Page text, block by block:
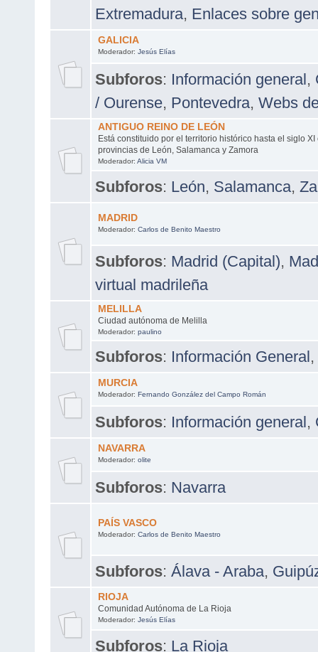
Extremadura, Enlaces sobre
GALICIA
Moderador: Jesús Elías
Subforos: Información general,
/ Ourense, Pontevedra, Webs
ANTIGUO REINO DE LEÓN
Está constituido por el territorio histórico hasta el siglo
provincias de León, Salamanca y Zamora
Moderador: Alicia VM
Subforos: León, Salamanca,
MADRID
Moderador: Carlos de Benito Maestro
Subforos: Madrid (Capital),
virtual madrileña
MELILLA
Ciudad autónoma de Melilla
Moderador: paulino
Subforos: Información General,
MURCIA
Moderador: Fernando González del Campo Román
Subforos: Información general,
NAVARRA
Moderador: olite
Subforos: Navarra
PAÍS VASCO
Moderador: Carlos de Benito Maestro
Subforos: Álava - Araba,
RIOJA
Comunidad Autónoma de La Rioja
Moderador: Jesús Elías
Subforos: La Rioja